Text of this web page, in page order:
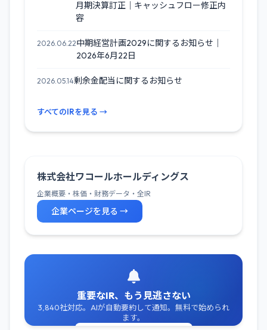
月期決算訂正｜キャッシュフロー修正内
容
2026.06.22中期経営計画2029に関するお知らせ｜
2026年6月22日
2026.05.14剰余金配当に関するお知らせ
すべてのIRを見る →
株式会社ワコールホールディングス
企業概要・株価・財務データ・全IR
企業ページを見る →
重要なIR、もう見逃さない
3,840社対応。AIが自動要約して通知。無料で始められ
ます。